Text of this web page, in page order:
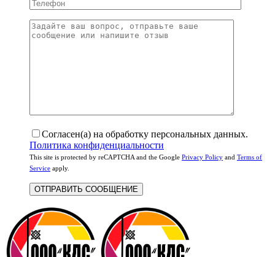
Согласен(а) на обработку персональных данных.
Политика конфиденциальности
This site is protected by reCAPTCHA and the Google Privacy Policy and Terms of
Service apply.